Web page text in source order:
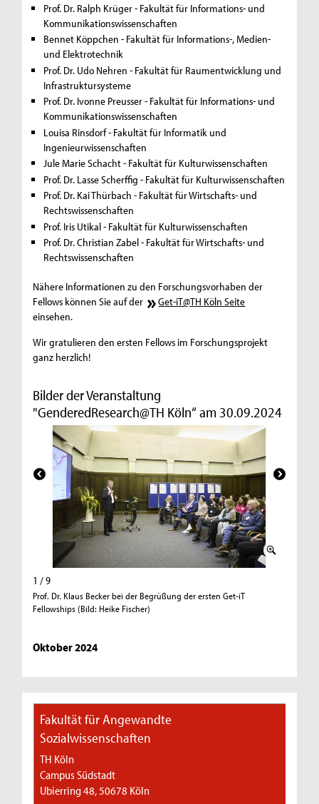
Prof. Dr. Ralph Krüger - Fakultät für Informations- und
Kommunikationswissenschaften
Bennet Köppchen - Fakultät für Informations-, Medien-
und Elektrotechnik
Prof. Dr. Udo Nehren - Fakultät für Raumentwicklung und
Infrastruktursysteme
Prof. Dr. Ivonne Preusser - Fakultät für Informations- und
Kommunikationswissenschaften
Louisa Rinsdorf - Fakultät für Informatik und
Ingenieurwissenschaften
Jule Marie Schacht - Fakultät für Kulturwissenschaften
Prof. Dr. Lasse Scherffig - Fakultät für Kulturwissenschaften
Prof. Dr. Kai Thürbach - Fakultät für Wirtschafts- und
Rechtswissenschaften
Prof. Iris Utikal - Fakultät für Kulturwissenschaften
Prof. Dr. Christian Zabel - Fakultät für Wirtschafts- und
Rechtswissenschaften
Nähere Informationen zu den Forschungsvorhaben der
Fellows können Sie auf der
Get-iT@TH Köln Seite
einsehen.
Wir gratulieren den ersten Fellows im Forschungsprojekt
ganz herzlich!
Bilder der Veranstaltung
"GenderedResearch@TH Köln“ am 30.09.2024
1 / 9
Prof. Dr. Klaus Becker bei der Begrüßung der ersten Get-iT
Fellowships (Bild: Heike Fischer)
Oktober 2024
Fakultät für Angewandte
Sozialwissenschaften
TH Köln
Campus Südstadt
Ubierring 48, 50678 Köln